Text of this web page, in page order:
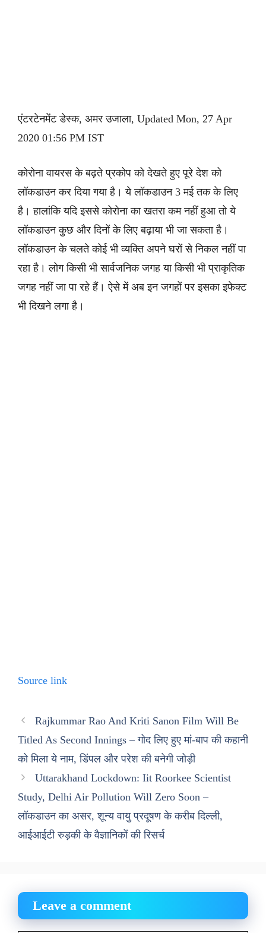
एंटरटेनमेंट डेस्क, अमर उजाला, Updated Mon, 27 Apr
2020 01:56 PM IST
कोरोना वायरस के बढ़ते प्रकोप को देखते हुए पूरे देश को
लॉकडाउन कर दिया गया है। ये लॉकडाउन 3 मई तक के लिए
है। हालांकि यदि इससे कोरोना का खतरा कम नहीं हुआ तो ये
लॉकडाउन कुछ और दिनों के लिए बढ़ाया भी जा सकता है।
लॉकडाउन के चलते कोई भी व्यक्ति अपने घरों से निकल नहीं पा
रहा है। लोग किसी भी सार्वजनिक जगह या किसी भी प्राकृतिक
जगह नहीं जा पा रहे हैं। ऐसे में अब इन जगहों पर इसका इफेक्ट
भी दिखने लगा है।
Source link
Rajkummar Rao And Kriti Sanon Film Will Be
Titled As Second Innings – गोद लिए हुए मां-बाप की कहानी
को मिला ये नाम, डिंपल और परेश की बनेगी जोड़ी
Uttarakhand Lockdown: Iit Roorkee Scientist
Study, Delhi Air Pollution Will Zero Soon –
लॉकडाउन का असर, शून्य वायु प्रदूषण के करीब दिल्ली,
आईआईटी रुड़की के वैज्ञानिकों की रिसर्च
Leave a comment